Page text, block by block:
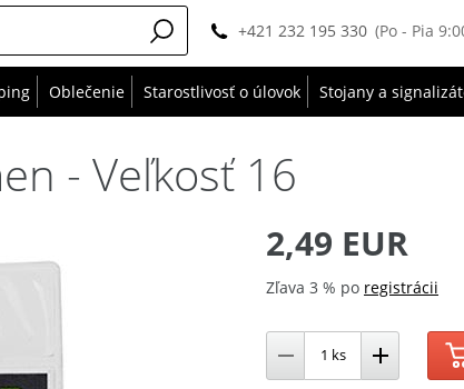
+421 232 195 330 (Po - Pia
Oblečenie Starostlivosť o úlovok Stojany a
- Veľkosť 16
2,49 EUR
Zľava 3 % po registrácii